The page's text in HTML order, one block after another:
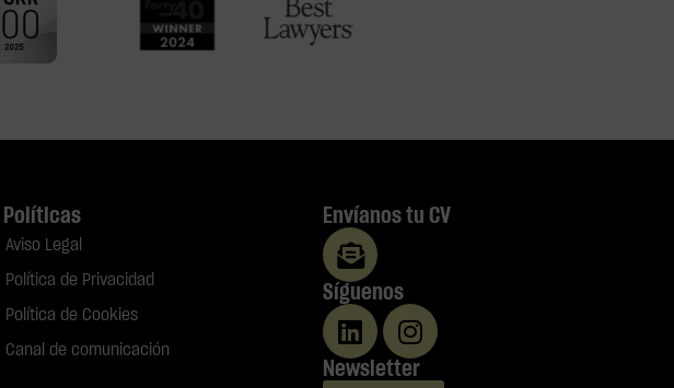
Políticas
Aviso Legal
Política de Privacidad
Política de Cookies
Canal de comunicación
Envíanos tu CV
Síguenos
Newsletter